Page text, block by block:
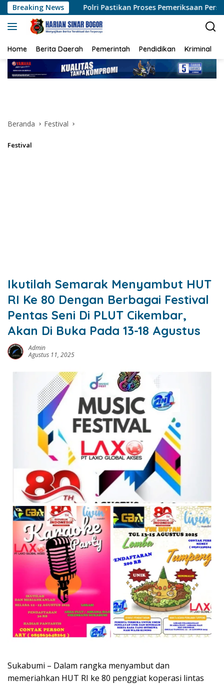
Langsung
ke
konten
Breaking News
Polri Pastikan Proses Pemeriksaan Personel di Aceh
Home Berita Daerah Pemerintah Pendidikan Kriminal
Beranda Festival
Festival
Ikutilah Semarak Menyambut HUT
RI Ke 80 Dengan Berbagai Festival
Pentas Seni Di PLUT Cikembar,
Akan Di Buka Pada 13-18 Agustus
Admin
Agustus 11, 2025
Sukabumi – Dalam rangka menyambut dan
memeriahkan HUT RI ke 80 penggiat koperasi lintas